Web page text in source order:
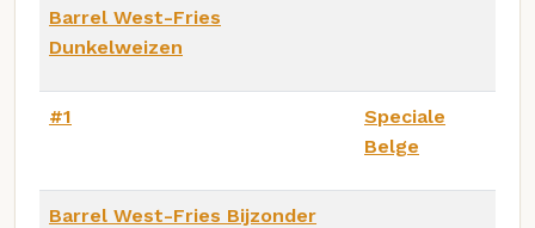
Barrel West-Fries
Dunkelweizen
#1
Speciale
Belge
Barrel West-Fries Bijzonder